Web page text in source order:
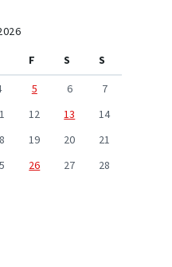
F S
S
5 6
7
12 13
14
19 20
21
26 27
28